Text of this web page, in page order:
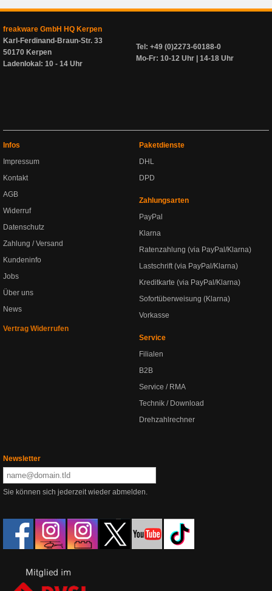
freakware GmbH HQ Kerpen
Karl-Ferdinand-Braun-Str. 33
50170 Kerpen
Ladenlokal: 10 - 14 Uhr
Tel: +49 (0)2273-60188-0
Mo-Fr: 10-12 Uhr | 14-18 Uhr
Infos
Impressum
Kontakt
AGB
Widerruf
Datenschutz
Zahlung / Versand
Kundeninfo
Jobs
Über uns
News
Vertrag Widerrufen
Paketdienste
DHL
DPD
Zahlungsarten
PayPal
Klarna
Ratenzahlung (via PayPal/Klarna)
Lastschrift (via PayPal/Klarna)
Kreditkarte (via PayPal/Klarna)
Sofortüberweisung (Klarna)
Vorkasse
Service
Filialen
B2B
Service / RMA
Technik / Download
Drehzahlrechner
Newsletter
Sie können sich jederzeit wieder abmelden.